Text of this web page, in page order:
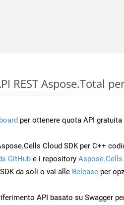
REST Aspose.Total
per ottenere quota API
Cloud SDK per C++
GitHub e i repository Aspose.Cells
da soli o vai alle Release per
API basato su Swagger